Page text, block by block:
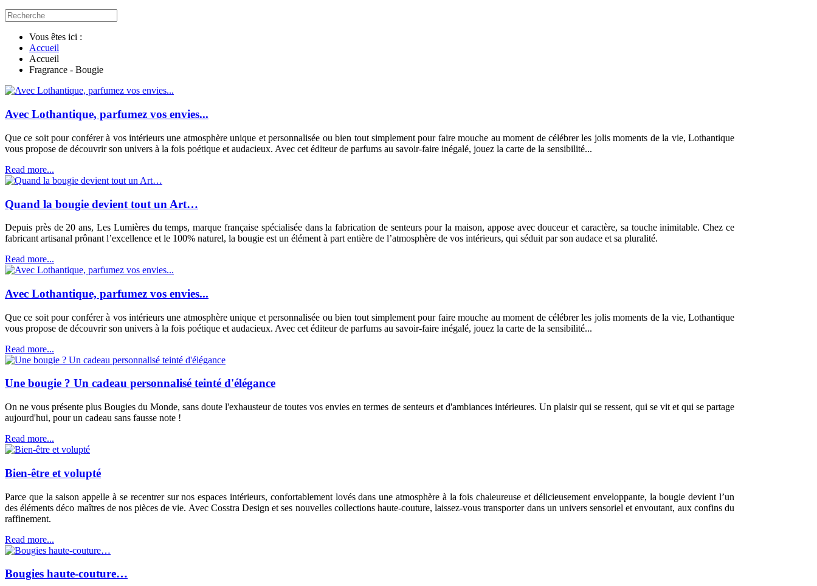
Vous êtes ici :
Accueil
Accueil
Fragrance - Bougie
Avec Lothantique, parfumez vos envies...
Que ce soit pour conférer à vos intérieurs une atmosphère unique et personnalisée ou bien tout simplement pour faire mouche au moment de célébrer les jolis moments de la vie, Lothantique
vous propose de découvrir son univers à la fois poétique et audacieux. Avec cet éditeur de parfums au savoir-faire inégalé, jouez la carte de la sensibilité...
Read more...
Quand la bougie devient tout un Art…
Depuis près de 20 ans, Les Lumières du temps, marque française spécialisée dans la fabrication de senteurs pour la maison, appose avec douceur et caractère, sa touche inimitable. Chez ce
fabricant artisanal prônant l’excellence et le 100% naturel, la bougie est un élément à part entière de l’atmosphère de vos intérieurs, qui séduit par son audace et sa pluralité.
Read more...
Avec Lothantique, parfumez vos envies...
Que ce soit pour conférer à vos intérieurs une atmosphère unique et personnalisée ou bien tout simplement pour faire mouche au moment de célébrer les jolis moments de la vie, Lothantique
vous propose de découvrir son univers à la fois poétique et audacieux. Avec cet éditeur de parfums au savoir-faire inégalé, jouez la carte de la sensibilité...
Read more...
Une bougie ? Un cadeau personnalisé teinté d'élégance
On ne vous présente plus Bougies du Monde, sans doute l'exhausteur de toutes vos envies en termes de senteurs et d'ambiances intérieures. Un plaisir qui se ressent, qui se vit et qui se partage
aujourd'hui, pour un cadeau sans fausse note !
Read more...
Bien-être et volupté
Parce que la saison appelle à se recentrer sur nos espaces intérieurs, confortablement lovés dans une atmosphère à la fois chaleureuse et délicieusement enveloppante, la bougie devient l’un
des éléments déco maîtres de nos pièces de vie. Avec Cosstra Design et ses nouvelles collections haute-couture, laissez-vous transporter dans un univers sensoriel et envoutant, aux confins du
raffinement.
Read more...
Bougies haute-couture…